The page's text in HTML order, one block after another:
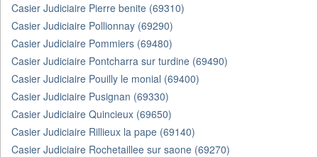
Casier Judiciaire Pierre benite (69310)
Casier Judiciaire Pollionnay (69290)
Casier Judiciaire Pommiers (69480)
Casier Judiciaire Pontcharra sur turdine (69490)
Casier Judiciaire Pouilly le monial (69400)
Casier Judiciaire Pusignan (69330)
Casier Judiciaire Quincieux (69650)
Casier Judiciaire Rillieux la pape (69140)
Casier Judiciaire Rochetaillee sur saone (69270)